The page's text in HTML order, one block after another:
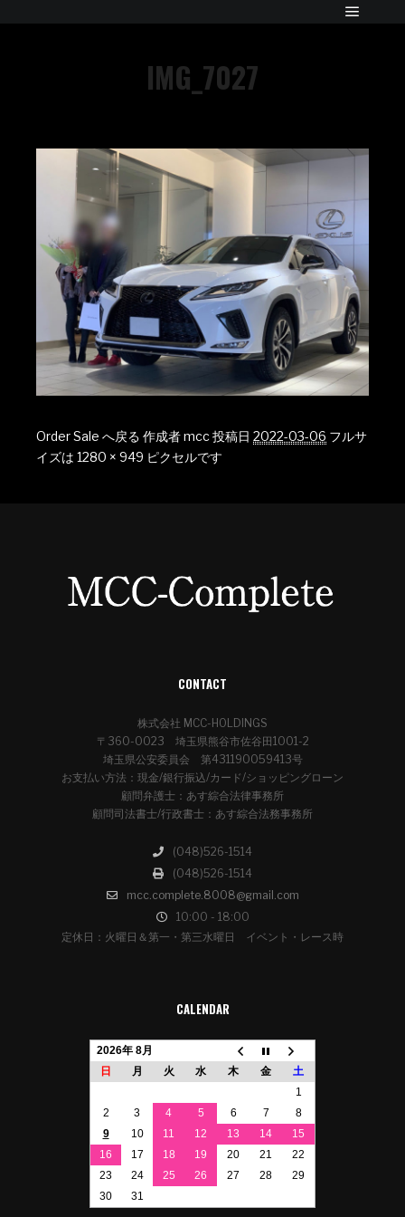
IMG_7027
Order Sale へ戻る 作成者mcc投稿日 2022-03-06 フルサ
イズは 1280 × 949 ピクセルです
CONTACT
株式会社 MCC-HOLDINGS
〒360-0023 埼玉県熊谷市佐谷田1001-2
埼玉県公安委員会 第431190059413号
お支払い方法：現金/銀行振込/カード/ショッピングローン
顧問弁護士：あす綜合法律事務所
顧問司法書士/行政書士：あす綜合法務事務所
(048)526-1514
(048)526-1514
mcc.complete.8008@gmail.com
10:00 - 18:00
定休日：火曜日＆第一・第三水曜日 イベント・レース時
CALENDAR
2026年 8月
日
月 火 水 木 金
土
1
2
3 4 5 6 7
8
9
10 11 12 13 14
15
16
17 18 19 20 21
22
23
24 25 26 27 28
29
30
31